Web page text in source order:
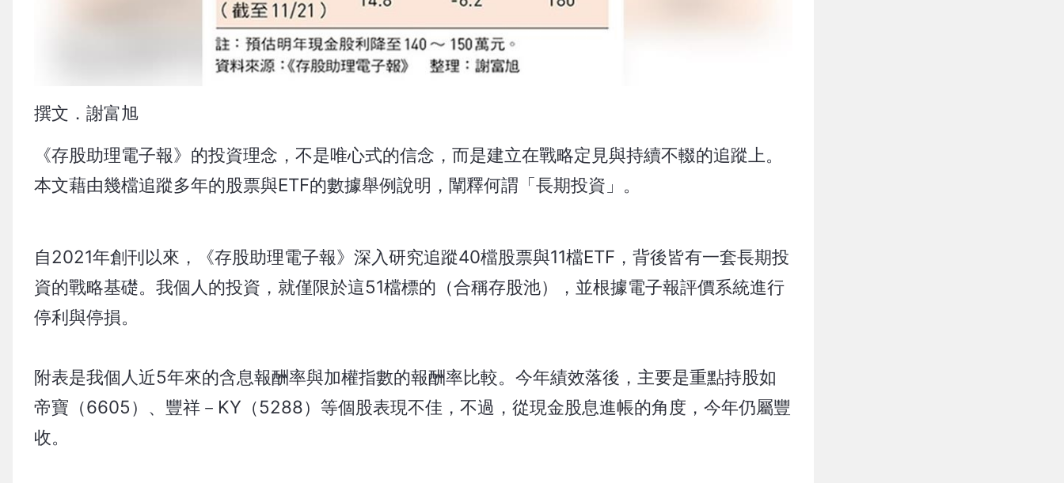
撰文．謝富旭
《存股助理電子報》的投資理念，不是唯心式的信念，而是建立在戰略定見與持續不輟的追蹤上。
本文藉由幾檔追蹤多年的股票與ETF的數據舉例說明，闡釋何謂「長期投資」。
自2021年創刊以來，《存股助理電子報》深入研究追蹤40檔股票與11檔ETF，背後皆有一套長期投
資的戰略基礎。我個人的投資，就僅限於這51檔標的（合稱存股池），並根據電子報評價系統進行
停利與停損。
附表是我個人近5年來的含息報酬率與加權指數的報酬率比較。今年績效落後，主要是重點持股如
帝寶（6605）、豐祥－KY（5288）等個股表現不佳，不過，從現金股息進帳的角度，今年仍屬豐
收。